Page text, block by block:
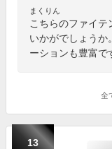
まくりん
こちらのファイ
いかがでしょうか
ーションも豊富で
全
13